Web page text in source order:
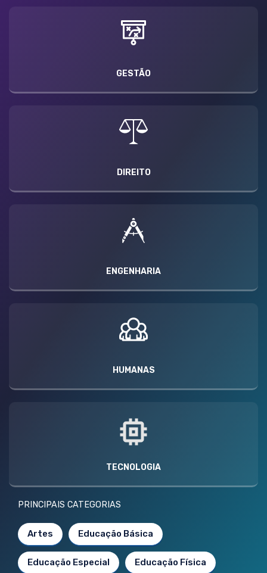
GESTÃO
DIREITO
ENGENHARIA
HUMANAS
TECNOLOGIA
PRINCIPAIS CATEGORIAS
Artes Educação Básica
Educação Especial Educação Física